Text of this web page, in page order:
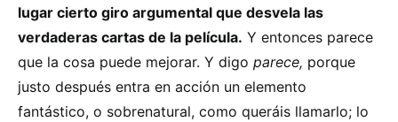
lugar cierto giro argumental que desvela las
verdaderas cartas de la película. Y entonces parece
que la cosa puede mejorar. Y digo parece, porque
justo después entra en acción un elemento
fantástico, o sobrenatural, como queráis llamarlo; lo